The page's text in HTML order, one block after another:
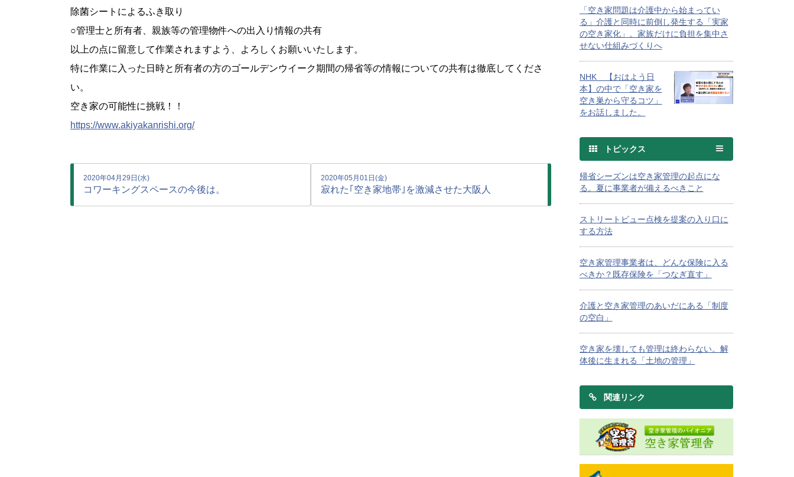
除菌シートによるふき取り
○管理士と所有者、親族等の管理物件への出入り情報の共有
以上の点に留意して作業されますよう、よろしくお願いいたします。
特に作業に入った日時と所有者の方のゴールデンウイーク期間の帰省等の情報についての共有は徹底してくださ
い。
空き家の可能性に挑戦！！
https://www.akiyakanrishi.org/
2020年04月29日(水)
コワーキングスペースの今後は。
2020年05月01日(金)
寂れた｢空き家地帯｣を激減させた大阪人
「空き家問題は介護中から始まってい
る」介護と同時に前倒し発生する「実家
の空き家化」。家族だけに負担を集中さ
せない仕組みづくりへ
NHK 【おはよう日
本】の中で「空き家を
空き巣から守るコツ」
をお話しました。
トピックス
帰省シーズンは空き家管理の起点にな
る。夏に事業者が備えるべきこと
ストリートビュー点検を提案の入り口に
する方法
空き家管理事業者は、どんな保険に入る
べきか？既存保険を「つなぎ直す」
介護と空き家管理のあいだにある「制度
の空白」
空き家を壊しても管理は終わらない。解
体後に生まれる「土地の管理」
関連リンク